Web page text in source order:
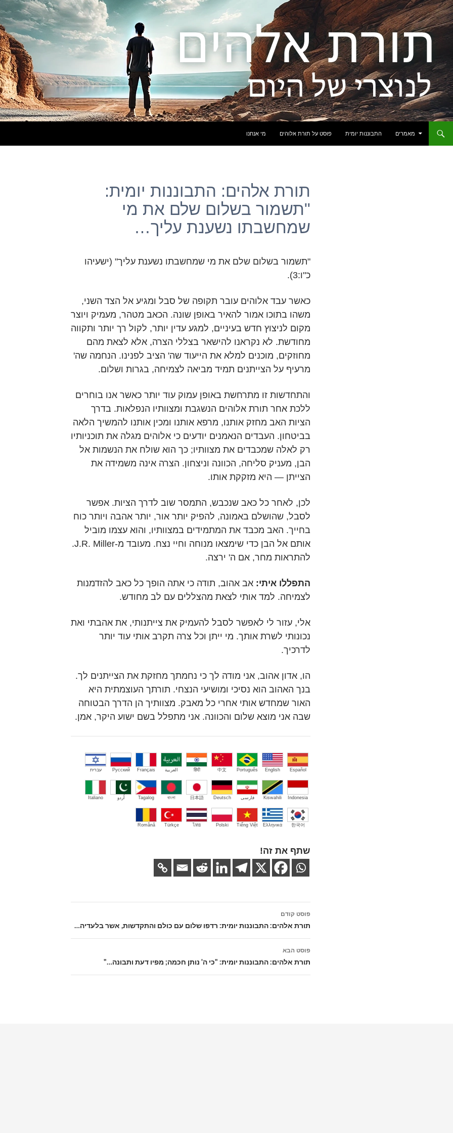
מאמרים
התבוננות יומית פוסט על תורת אלוהים מי אנחנו
תורת אלהים: התבוננות יומית:
"תשמור בשלום שלם את מי
שמחשבתו נשענת עליך…
"תשמור בשלום שלם את מי שמחשבתו נשענת עליך" (ישעיהו
כ"ו:3).
כאשר עבד אלוהים עובר תקופה של סבל ומגיע אל הצד השני,
משהו בתוכו אמור להאיר באופן שונה. הכאב מטהר, מעמיק ויוצר
מקום לניצוץ חדש בעיניים, למגע עדין יותר, לקול רך יותר ותקווה
מחודשת. לא נקראנו להישאר בצללי הצרה, אלא לצאת מהם
מחוזקים, מוכנים למלא את הייעוד שה' הציב לפנינו. הנחמה שה'
מרעיף על הצייתנים תמיד מביאה לצמיחה, בגרות ושלום.
והתחדשות זו מתרחשת באופן עמוק עוד יותר כאשר אנו בוחרים
ללכת אחר תורת אלוהים הנשגבת ומצוותיו הנפלאות. בדרך
הציות האב מחזק אותנו, מרפא אותנו ומכין אותנו להמשיך הלאה
בביטחון. העבדים הנאמנים יודעים כי אלוהים מגלה את תוכניותיו
רק לאלה שמכבדים את מצוותיו; כך הוא שולח את הנשמות אל
הבן, מעניק סליחה, הכוונה וניצחון. הצרה אינה משמידה את
הצייתן — היא מזקקת אותו.
לכן, לאחר כל כאב שנכבש, התמסר שוב לדרך הציות. אפשר
לסבל, שהושלם באמונה, להפיק יותר אור, יותר אהבה ויותר כוח
בחייך. האב מכבד את המתמידים במצוותיו, והוא עצמו מוביל
אותם אל הבן כדי שימצאו מנוחה וחיי נצח. מעובד מ-J.R. Miller.
להתראות מחר, אם ה' ירצה.
התפללו איתי: אב אהוב, תודה כי אתה הופך כל כאב להזדמנות
לצמיחה. למד אותי לצאת מהצללים עם לב מחודש.
אלי, עזור לי לאפשר לסבל להעמיק את צייתנותי, את אהבתי ואת
נכונותי לשרת אותך. מי ייתן וכל צרה תקרב אותי עוד יותר
לדרכיך.
הו, אדון אהוב, אני מודה לך כי נחמתך מחזקת את הצייתנים לך.
בנך האהוב הוא נסיכי ומושיעי הנצחי. תורתך העוצמתית היא
האור שמחדש אותי אחרי כל מאבק. מצוותיך הן הדרך הבטוחה
שבה אני מוצא שלום והכוונה. אני מתפלל בשם ישוע היקר, אמן.
Español
English
Português
中文
हिंदी العربية Français
Русский עברית
Indonesia
Kiswahili فارسی Deutsch
日本語
বাংলা
Tagalog اُردو Italiano
한국어
Ελληνικά
Tiếng Việt
Polski
ไทย
Türkçe
Română
שתף את זה!
ניווט
בפוסטים
פוסט קודם
תורת אלהים: התבוננות יומית: רדפו שלום עם כולם והתקדשות, אשר בלעדיה…
פוסט הבא
תורת אלהים: התבוננות יומית: "כי ה' נותן חכמה; מפיו דעת ותבונה…"